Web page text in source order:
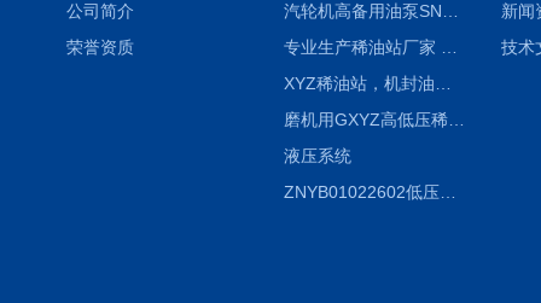
公司简介
荣誉资质
磨机用GXYZ高低压稀油站，静压油润滑系统
液压系统
ZNYB01022602低压螺杆泵
新闻
技术